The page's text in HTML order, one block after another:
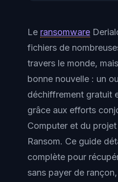
Le ransomware
fichiers de
travers le monde,
bonne nouvelle : un
déchiffrement gratuit
grâce aux efforts
Computer et du
Ransom. Ce guide
complète pour
sans payer de